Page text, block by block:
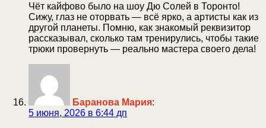
Чёт кайфово было на шоу Дю Солей в Торонто!
Сижу, глаз не оторвать — всё ярко, а артисты как из
другой планеты. Помню, как знакомый реквизитор
рассказывал, сколько там тренирулись, чтобы такие
трюки провернуть — реально мастера своего дела!
Баранова Мария:
5 июня, 2026 в 6:44 дп